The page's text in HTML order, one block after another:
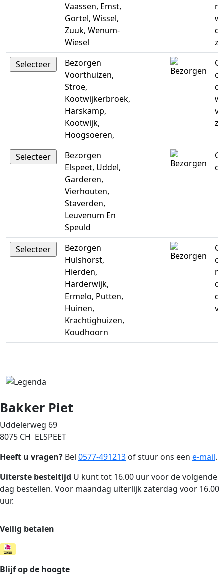
Vaassen, Emst,
Gortel, Wissel,
Zuuk, Wenum-
Wiesel
Bezorgen
Voorthuizen,
Stroe,
Kootwijkerbroek,
Harskamp,
Kootwijk,
Hoogsoeren,
Bezorgen
Elspeet, Uddel,
Garderen,
Vierhouten,
Staverden,
Leuvenum En
Speuld
Bezorgen
Hulshorst,
Hierden,
Harderwijk,
Ermelo, Putten,
Huinen,
Krachtighuizen,
Koudhoorn
Bakker Piet
Uddelerweg 69
8075 CH ELSPEET
Heeft u vragen? Bel 0577-491213 of stuur ons een e-mail.
Uiterste besteltijd U kunt tot 16.00 uur voor de volgende
dag bestellen. Voor maandag uiterlijk zaterdag voor 16.00
uur.
Veilig betalen
Blijf op de hoogte